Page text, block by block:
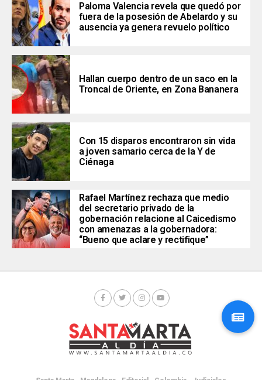
Paloma Valencia revela que quedó por
fuera de la posesión de Abelardo y su
ausencia ya genera revuelo político
Hallan cuerpo dentro de un saco en la
Troncal de Oriente, en Zona Bananera
Con 15 disparos encontraron sin vida
a joven samario cerca de la Y de
Ciénaga
Rafael Martínez rechaza que medio
del secretario privado de la
gobernación relacione al Caicedismo
con amenazas a la gobernadora:
“Bueno que aclare y rectifique”